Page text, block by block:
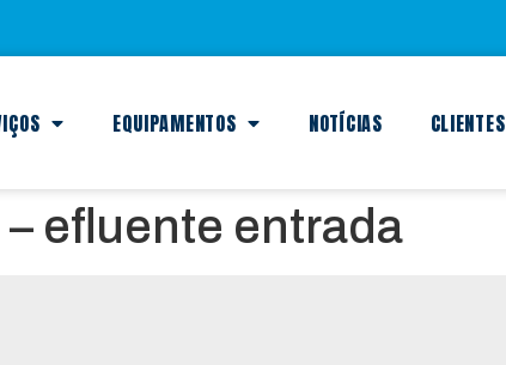
EQUIPAMENTOS NOTÍCIAS CLIENTES
efluente entrada